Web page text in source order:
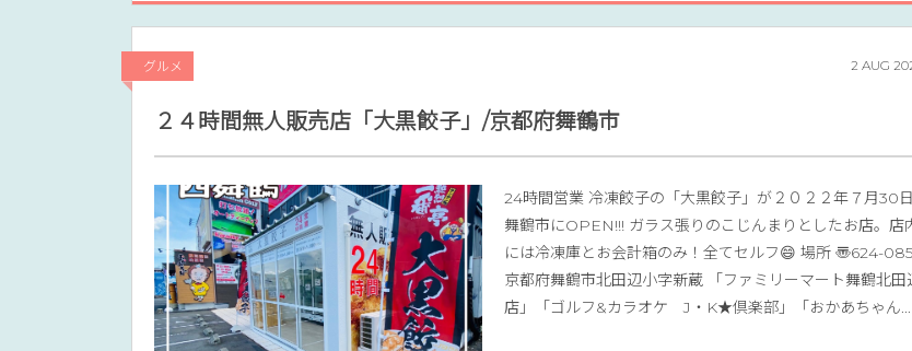
グルメ 2 AUG
２４時間無人販売店「大黒餃子」/京都府舞鶴市
24時間営業 冷凍餃子の「大黒餃子」が２０２２年７月30日
舞鶴市にOPEN!!! ガラス張りのこじんまりとしたお店。店
には冷凍庫とお会計箱のみ！全てセルフ😄 場所 〠624-
京都府舞鶴市北田辺小字新蔵 「ファミリーマート舞鶴北田
店」「ゴルフ&カラオケ J・K★倶楽部」「おかあちゃん...